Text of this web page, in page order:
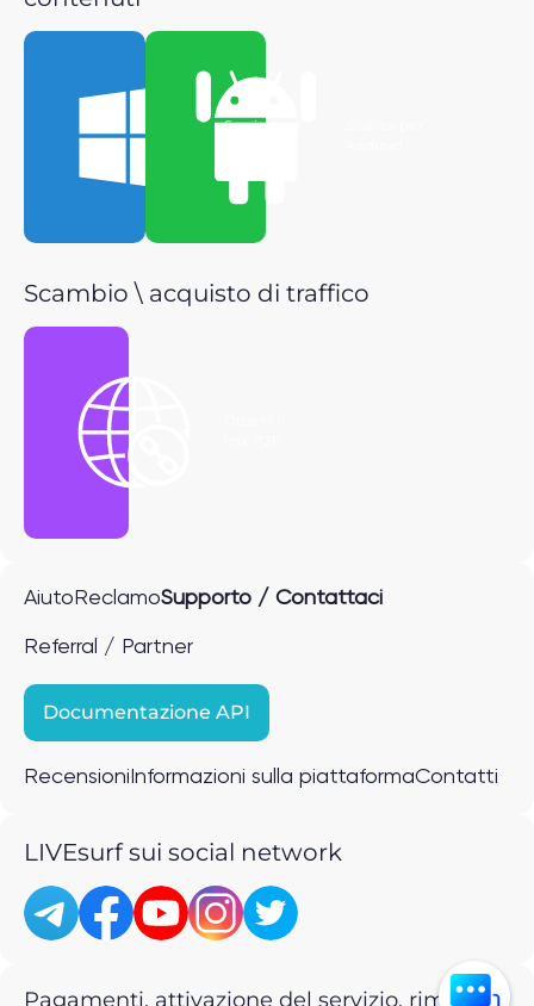
Scarica per
Scambio \ acquisto di traffico
Aiuto ReclamoSupporto / Contattaci
Referral / Partner
Documentazione API
Recensioni Informazioni sulla piattaformaContatti
LIVEsurf sui social network
Pagamenti, attivazione del servizio, rimborsi